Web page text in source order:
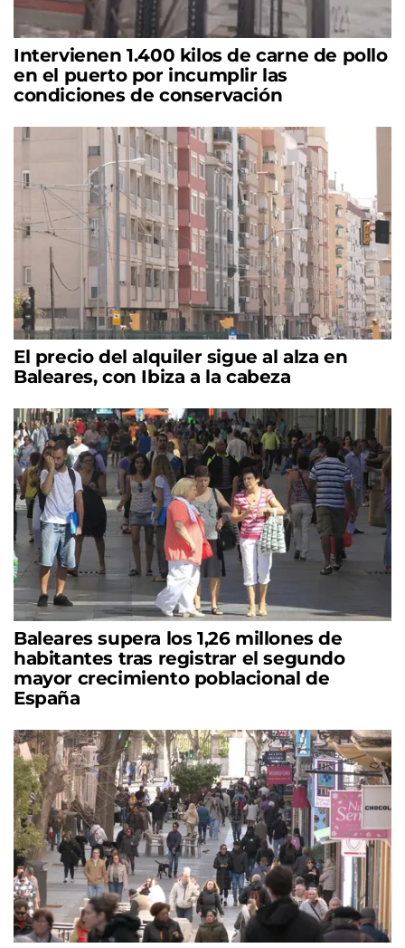
Intervienen 1.400 kilos de carne de pollo
en el puerto por incumplir las
condiciones de conservación
El precio del alquiler sigue al alza en
Baleares, con Ibiza a la cabeza
Baleares supera los 1,26 millones de
habitantes tras registrar el segundo
mayor crecimiento poblacional de
España